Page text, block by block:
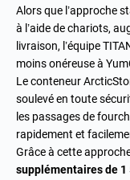
Alors que l’approche
à l’aide de chariots,
livraison, l’équipe
moins onéreuse à
Le conteneur
soulevé en toute
les passages de
rapidement et
Grâce à cette
supplémentaires de 1